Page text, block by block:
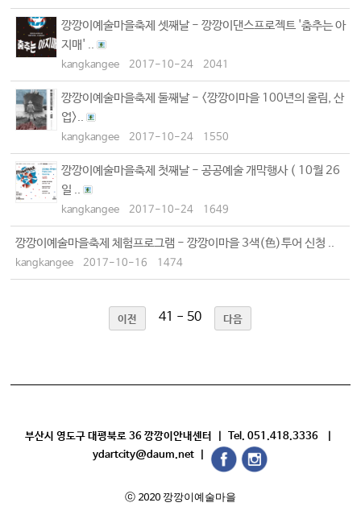
깡깡이예술마을축제 셋째날 - 깡깡이댄스프로젝트 '춤추는 아
지매' ..
kangkangee 2017-10-24 2041
깡깡이예술마을축제 둘째날 - <깡깡이마을 100년의 울림, 산
업>..
kangkangee 2017-10-24 1550
깡깡이예술마을축제 첫째날 - 공공예술 개막행사 ( 10월 26
일 ..
kangkangee 2017-10-24 1649
깡깡이예술마을축제 체험프로그램 - 깡깡이마을 3색(色)투어 신청 ..
kangkangee 2017-10-16 1474
이전 41 - 50 다음
부산시 영도구 대평북로 36 깡깡이안내센터 | Tel. 051.418.3336 |
ydartcity@daum.net |
ⓒ 2020 깡깡이예술마을